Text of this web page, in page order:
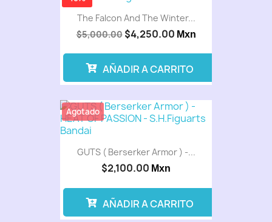
The Falcon And The Winter...
$5,000.00 $4,250.00 Mxn
AÑADIR A CARRITO
GUTS ( Berserker Armor ) -...
$2,100.00 Mxn
Agotado
AÑADIR A CARRITO